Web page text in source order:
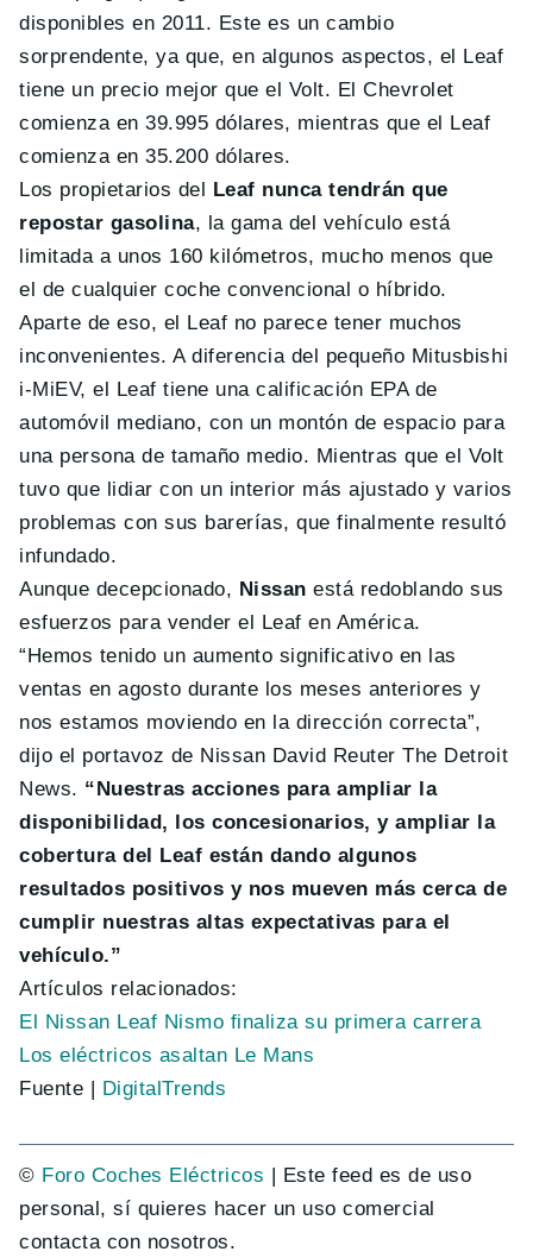
disponibles en 2011. Este es un cambio
sorprendente, ya que, en algunos aspectos, el Leaf
tiene un precio mejor que el Volt. El Chevrolet
comienza en 39.995 dólares, mientras que el Leaf
comienza en 35.200 dólares.
Los propietarios del
Leaf nunca tendrán que
repostar gasolina, la gama del vehículo está
limitada a unos 160 kilómetros, mucho menos que
el de cualquier coche convencional o híbrido.
Aparte de eso, el Leaf no parece tener muchos
inconvenientes. A diferencia del pequeño Mitusbishi
i-MiEV, el Leaf tiene una calificación EPA de
automóvil mediano, con un montón de espacio para
una persona de tamaño medio. Mientras que el Volt
tuvo que lidiar con un interior más ajustado y varios
problemas con sus barerías, que finalmente resultó
infundado.
Aunque decepcionado, Nissan está redoblando sus
esfuerzos para vender el Leaf en América.
“Hemos tenido un aumento significativo en las
ventas en agosto durante los meses anteriores y
nos estamos moviendo en la dirección correcta”,
dijo el portavoz de Nissan David Reuter The Detroit
News. “Nuestras acciones para ampliar la
disponibilidad, los concesionarios, y ampliar la
cobertura del Leaf están dando algunos
resultados positivos y nos mueven más cerca de
cumplir nuestras altas expectativas para el
vehículo.”
Artículos relacionados:
El Nissan Leaf Nismo finaliza su primera carrera
Los eléctricos asaltan Le Mans
Fuente |
DigitalTrends
© Foro Coches Eléctricos | Este feed es de uso
personal, sí quieres hacer un uso comercial
contacta con nosotros.